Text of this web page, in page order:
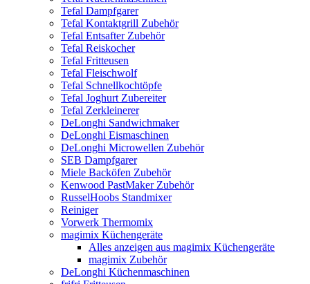
Tefal Dampfgarer
Tefal Kontaktgrill Zubehör
Tefal Entsafter Zubehör
Tefal Reiskocher
Tefal Fritteusen
Tefal Fleischwolf
Tefal Schnellkochtöpfe
Tefal Joghurt Zubereiter
Tefal Zerkleinerer
DeLonghi Sandwichmaker
DeLonghi Eismaschinen
DeLonghi Microwellen Zubehör
SEB Dampfgarer
Miele Backöfen Zubehör
Kenwood PastMaker Zubehör
RusselHoobs Standmixer
Reiniger
Vorwerk Thermomix
magimix Küchengeräte
Alles anzeigen aus magimix Küchengeräte
magimix Zubehör
DeLonghi Küchenmaschinen